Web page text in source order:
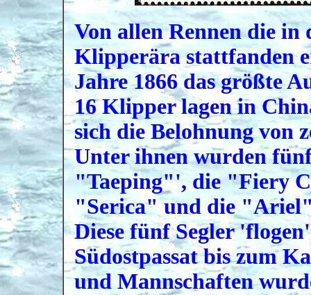
Von allen Rennen die in
Klipperära stattfanden
Jahre 1866 das größte
16 Klipper lagen in
sich die Belohnung von
Unter ihnen wurden
"Taeping"', die "Fiery
"Serica" und die
Diese fünf Segler
Südostpassat bis zum
und Mannschaften